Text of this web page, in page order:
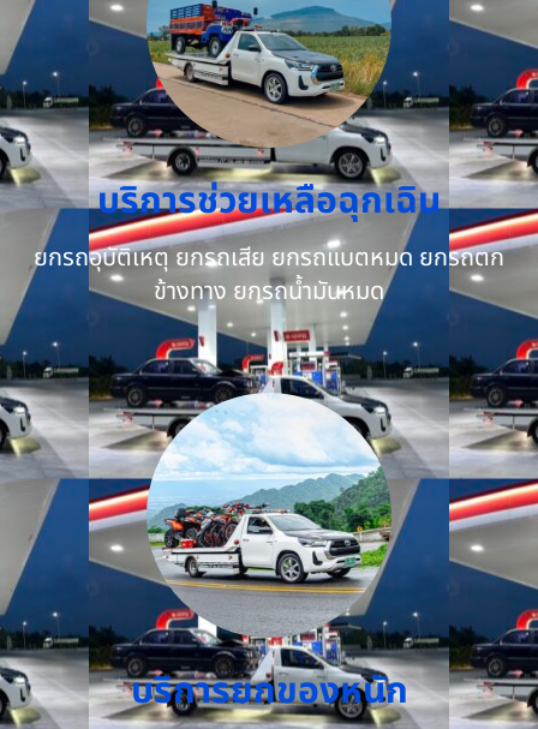
บริการช่วยเหลือฉุกเฉิน
ยกรถอุบัติเหตุ ยกรถเสีย ยกรถแบตหมด ยกรถตก
ข้างทาง ยกรถน้ำมันหมด
บริการยกของหนัก